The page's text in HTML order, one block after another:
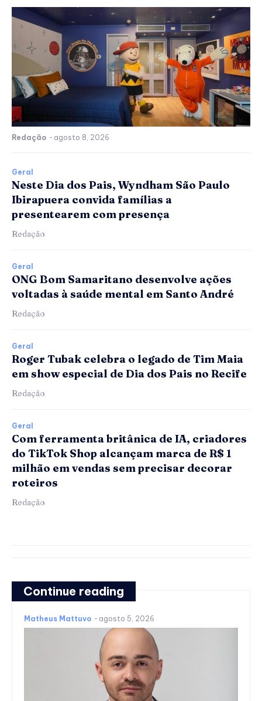
Redação - agosto 8, 2026
Geral
Neste Dia dos Pais, Wyndham São Paulo
Ibirapuera convida famílias a
presentearem com presença
Redação
Geral
ONG Bom Samaritano desenvolve ações
voltadas à saúde mental em Santo André
Redação
Geral
Roger Tubak celebra o legado de Tim Maia
em show especial de Dia dos Pais no Recife
Redação
Geral
Com ferramenta britânica de IA, criadores
do TikTok Shop alcançam marca de R$ 1
milhão em vendas sem precisar decorar
roteiros
Redação
Continue reading
Matheus Mattuvo - agosto 5, 2026